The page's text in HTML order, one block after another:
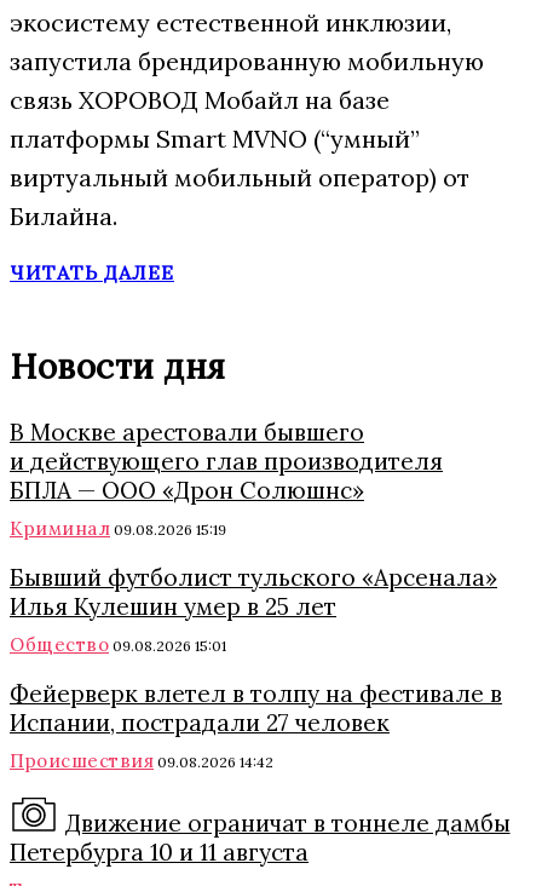
экосистему естественной инклюзии,
запустила брендированную мобильную
связь ХОРОВОД Мобайл на базе
платформы Smart MVNO (“умный”
виртуальный мобильный оператор) от
Билайна.
ЧИТАТЬ ДАЛЕЕ
Новости дня
В Москве арестовали бывшего
и действующего глав производителя
БПЛА — ООО «Дрон Солюшнс»
Криминал 09.08.2026 15:19
Бывший футболист тульского «Арсенала»
Илья Кулешин умер в 25 лет
Общество 09.08.2026 15:01
Фейерверк влетел в толпу на фестивале в
Испании, пострадали 27 человек
Происшествия 09.08.2026 14:42
Движение ограничат в тоннеле дамбы
Петербурга 10 и 11 августа